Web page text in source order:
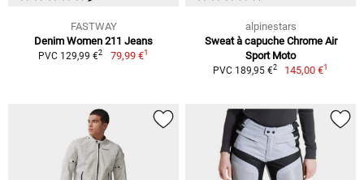
FASTWAY
Denim Women 211 Jeans
PVC 129,99 €2 79,99 €1
alpinestars
Sweat à capuche Chrome Air
Sport Moto
PVC 189,95 €2 145,00 €1